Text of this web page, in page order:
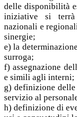
delle disponibilità
iniziative si terrà
nazionali e
sinergie;
e) la
surroga;
f) assegnazione
e simili agli interni;
g) definizione
servizio al
h) definizione di